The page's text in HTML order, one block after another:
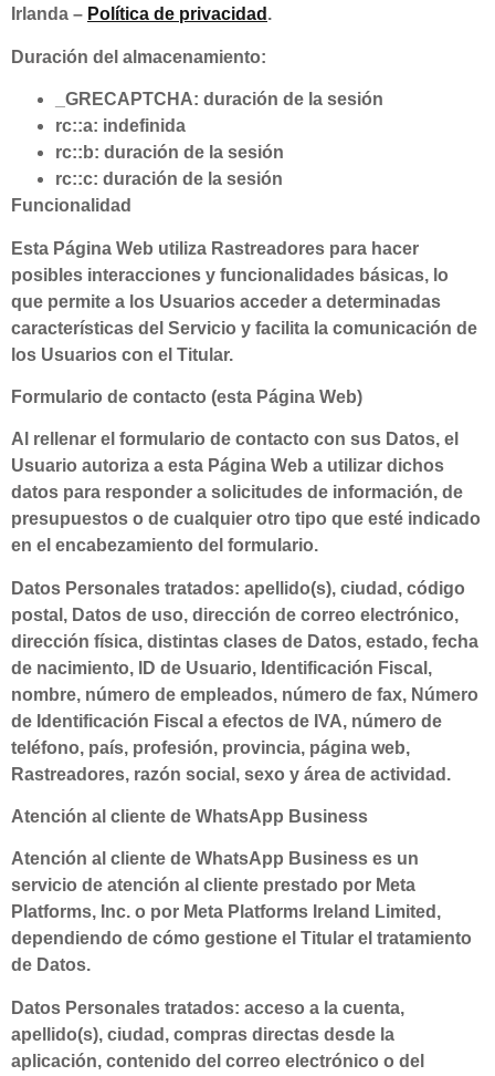
Irlanda – Política de privacidad .
Duración del almacenamiento:
_GRECAPTCHA: duración de la sesión
rc::a: indefinida
rc::b: duración de la sesión
rc::c: duración de la sesión
Funcionalidad
Esta Página Web utiliza Rastreadores para hacer
posibles interacciones y funcionalidades básicas, lo
que permite a los Usuarios acceder a determinadas
características del Servicio y facilita la comunicación de
los Usuarios con el Titular.
Formulario de contacto (esta Página Web)
Al rellenar el formulario de contacto con sus Datos, el
Usuario autoriza a esta Página Web a utilizar dichos
datos para responder a solicitudes de información, de
presupuestos o de cualquier otro tipo que esté indicado
en el encabezamiento del formulario.
Datos Personales tratados: apellido(s), ciudad, código
postal, Datos de uso, dirección de correo electrónico,
dirección física, distintas clases de Datos, estado, fecha
de nacimiento, ID de Usuario, Identificación Fiscal,
nombre, número de empleados, número de fax, Número
de Identificación Fiscal a efectos de IVA, número de
teléfono, país, profesión, provincia, página web,
Rastreadores, razón social, sexo y área de actividad.
Atención al cliente de WhatsApp Business
Atención al cliente de WhatsApp Business es un
servicio de atención al cliente prestado por Meta
Platforms, Inc. o por Meta Platforms Ireland Limited,
dependiendo de cómo gestione el Titular el tratamiento
de Datos.
Datos Personales tratados: acceso a la cuenta,
apellido(s), ciudad, compras directas desde la
aplicación, contenido del correo electrónico o del